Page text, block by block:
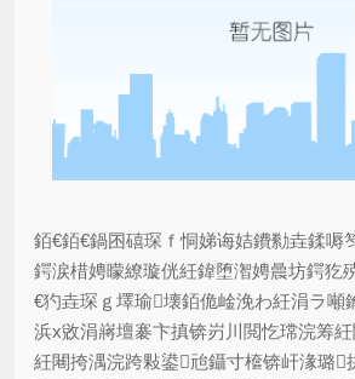
銆€銆€鍋囨礂琛ｆ恫娣诲姞鐨勬垚鍒嗕
鍔涙棤娉曚繚璇侊紝鍏堕潪娉曟坊鍔犵
€犳垚琛ｇ墿瑜壊銆佹崯浼わ紝涓ラ噸
浜х敓涓嶈壇褰卞搷锛岃川閲忔瑺浣筹
紝闀挎湡浣跨敤鍙兘鑷寸檶锛屽湪璐